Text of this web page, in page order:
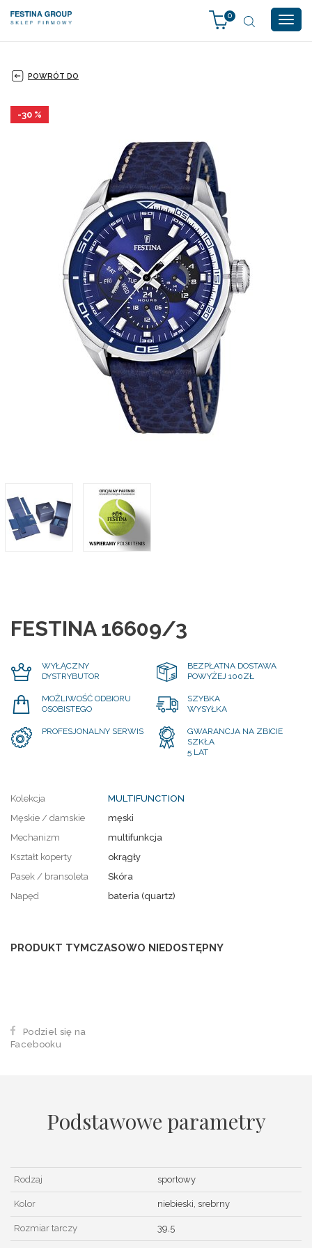
0
POWRÓT DO
-30 %
FESTINA 16609/3
WYŁĄCZNY
DYSTRYBUTOR
BEZPŁATNA DOSTAWA
POWYŻEJ 100ZŁ
MOŻLIWOŚĆ ODBIORU
OSOBISTEGO
SZYBKA
WYSYŁKA
PROFESJONALNY SERWIS
GWARANCJA NA ZBICIE
SZKŁA
5 LAT
Kolekcja
MULTIFUNCTION
Męskie / damskie
męski
Mechanizm
multifunkcja
Kształt koperty
okrągły
Pasek / bransoleta
Skóra
Napęd
bateria (quartz)
PRODUKT TYMCZASOWO NIEDOSTĘPNY
Podziel się na
Facebooku
Podstawowe parametry
Rodzaj sportowy
Kolor niebieski, srebrny
Rozmiar tarczy 39,5